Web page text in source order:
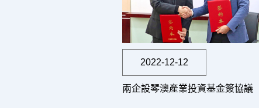
2022-12-12
兩企設琴澳產業投資基金簽協議